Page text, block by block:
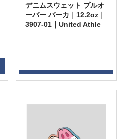
デニムスウェット プルオ
ーバー パーカ｜12.2oz｜
3907-01｜United Athle